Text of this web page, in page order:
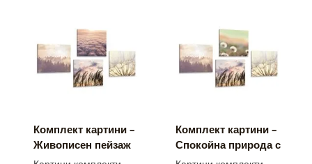
Комплект картини –
Живописен пейзаж
при залез
Комплект картини –
Спокойна природа с
глухарче